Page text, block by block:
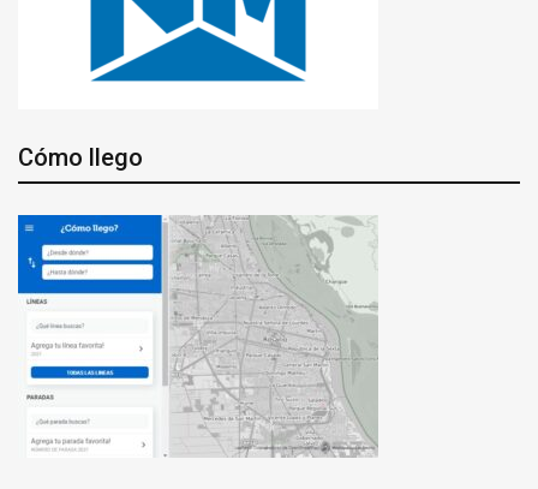
Cómo llego